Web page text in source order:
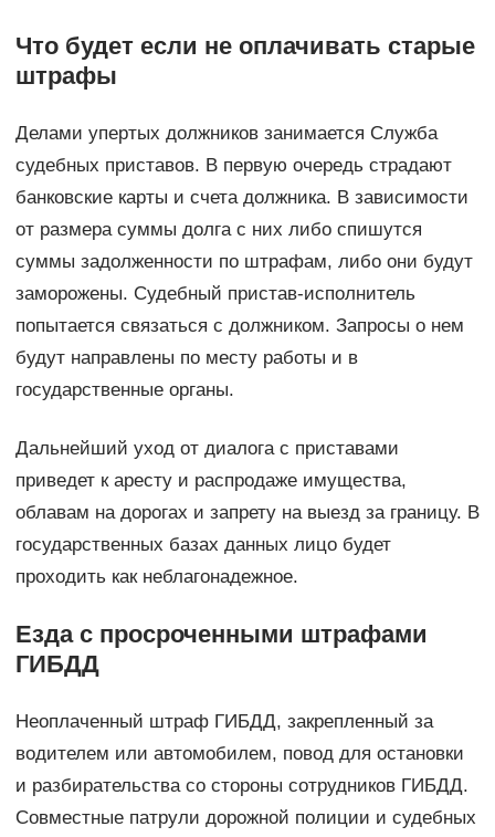
Что будет если не оплачивать старые
штрафы
Делами упертых должников занимается Служба
судебных приставов. В первую очередь страдают
банковские карты и счета должника. В зависимости
от размера суммы долга с них либо спишутся
суммы задолженности по штрафам, либо они будут
заморожены. Судебный пристав-исполнитель
попытается связаться с должником. Запросы о нем
будут направлены по месту работы и в
государственные органы.
Дальнейший уход от диалога с приставами
приведет к аресту и распродаже имущества,
облавам на дорогах и запрету на выезд за границу. В
государственных базах данных лицо будет
проходить как неблагонадежное.
Езда с просроченными штрафами
ГИБДД
Неоплаченный штраф ГИБДД, закрепленный за
водителем или автомобилем, повод для остановки
и разбирательства со стороны сотрудников ГИБДД.
Совместные патрули дорожной полиции и судебных